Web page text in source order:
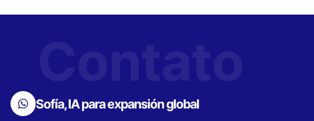
Sofía, IA para expansión global